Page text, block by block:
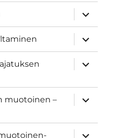
näytä
näytä
näytä
muotoinen –
näytä
näytä